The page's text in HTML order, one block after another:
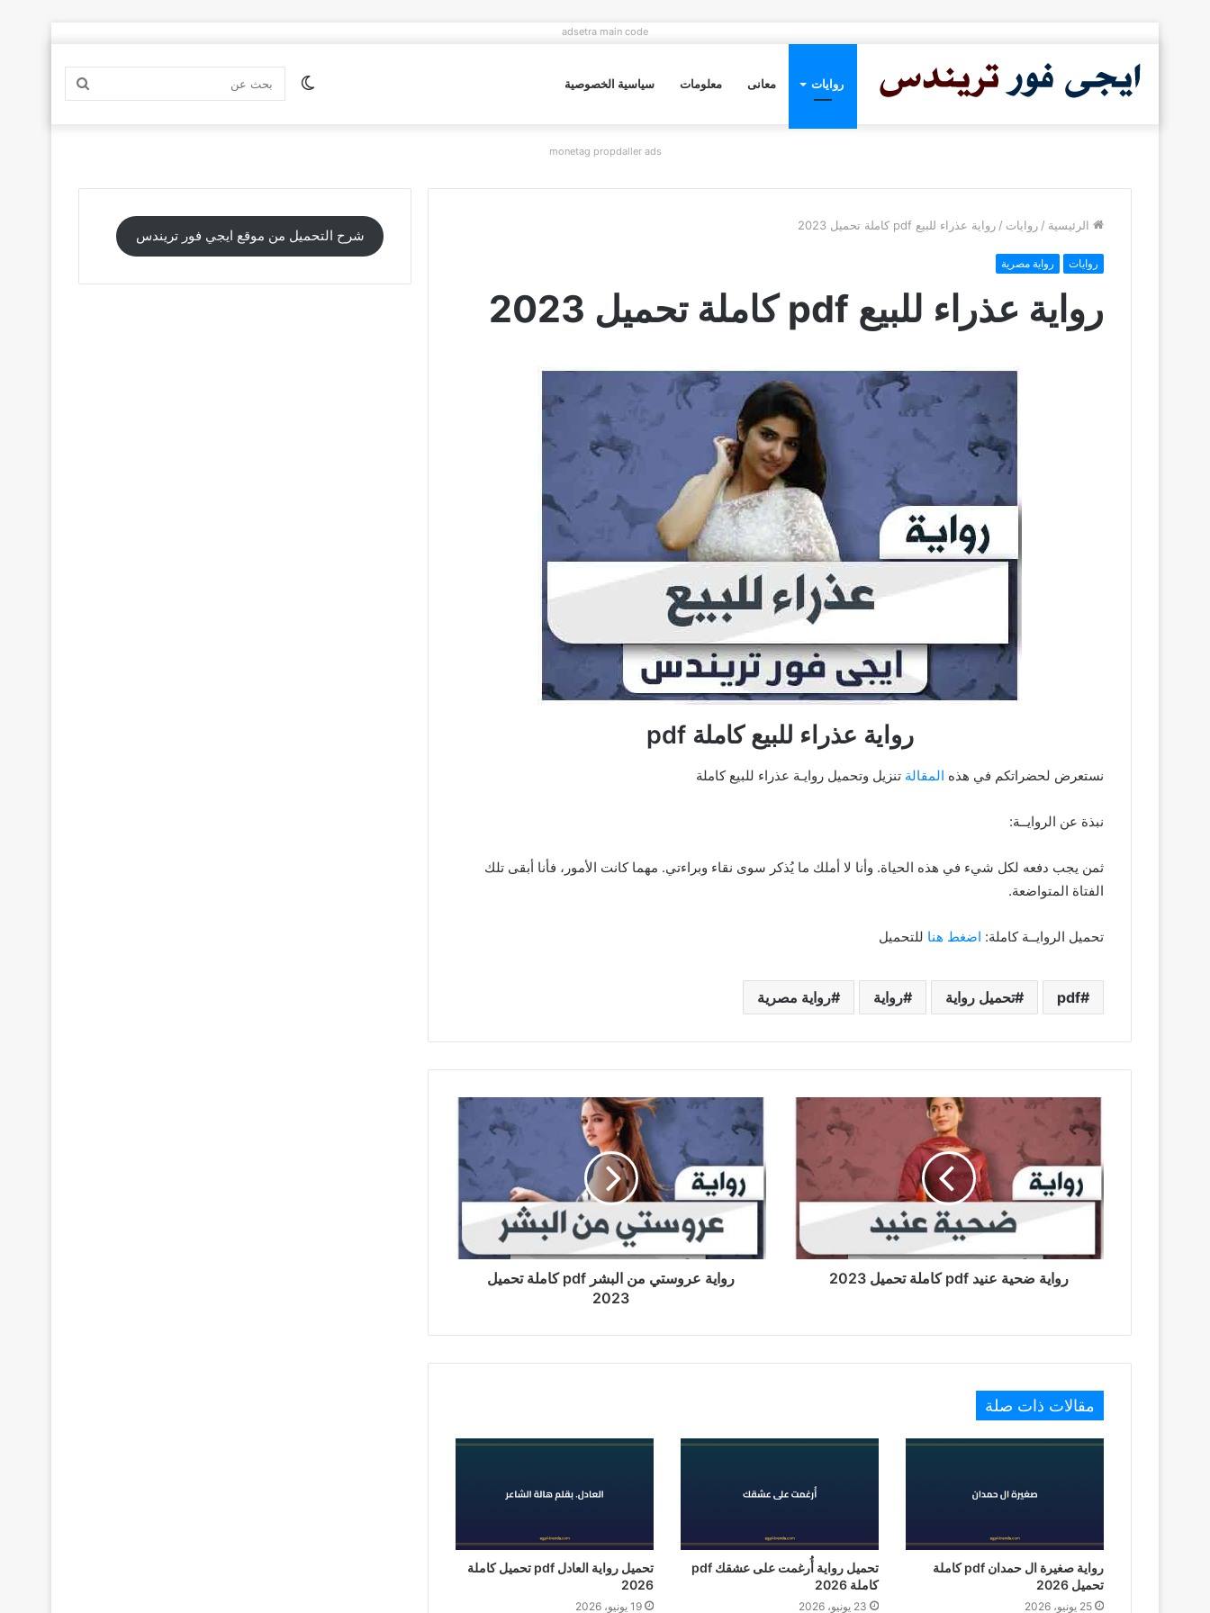
adsetra main code
روايات معانى معلومات سياسية الخصوصية بحث الوضع
monetag propdaller ads
الرئيسية / روايات / رواية عذراء للبيع pdf كاملة تحميل 2023
روايات رواية مصرية
رواية عذراء للبيع pdf كاملة تحميل 2023
رواية عذراء للبيع كاملة pdf
نستعرض لحضراتكم في هذه المقالة تنزيل وتحميل روايـة عذراء للبيع كاملة
نبذة عن الروايــة:
ثمن يجب دفعه لكل شيء في هذه الحياة. وأنا لا أملك ما يُذكر سوى نقاء وبراءتي. مهما كانت الأمور، فأنا أبقى تلك
الفتاة المتواضعة.
تحميل الروايــة كاملة: اضغط هنا للتحميل
pdf تحميل رواية رواية رواية مصرية
رواية ضحية عنيد pdf كاملة تحميل 2023
رواية عروستي من البشر pdf كاملة تحميل
2023
مقالات ذات صلة
رواية صغيرة ال حمدان pdf كاملة
تحميل 2026
25 يونيو، 2026
تحميل رواية أُرغمت على عشقك pdf
كاملة 2026
23 يونيو، 2026
تحميل رواية العادل pdf تحميل كاملة
2026
19 يونيو، 2026
شرح التحميل من موقع ايجي فور تريندس